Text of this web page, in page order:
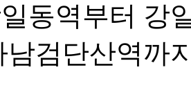
동역부터 강
남검단산역까